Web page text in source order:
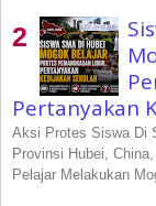
Pertanyakan
Aksi Protes Siswa Di
Provinsi Hubei,
Pelajar Melakukan